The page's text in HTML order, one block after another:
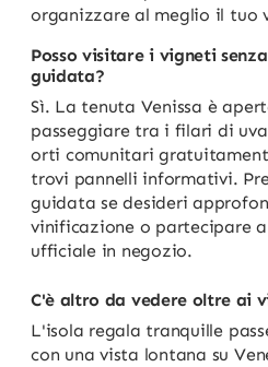
organizzare al meglio il tuo
Posso visitare i vigneti
guidata?
Sì. La tenuta Venissa è
passeggiare tra i filari di
orti comunitari
trovi pannelli informativi.
guidata se desideri
vinificazione o partecipare
ufficiale in negozio.
C'è altro da vedere oltre ai
L'isola regala tranquille
con una vista lontana su